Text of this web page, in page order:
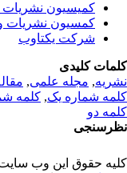
کمیسیون نشریات
کمسیون نشریات
شرکت یکتاوب
کلیدی
,مجله علمی,
شماره یک,کلمه
دو
حقوق این وب سایت